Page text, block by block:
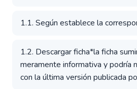
1.1. Según establece la
1.2. Descargar ficha*la ficha
meramente informativa y podría
con la última versión publicada